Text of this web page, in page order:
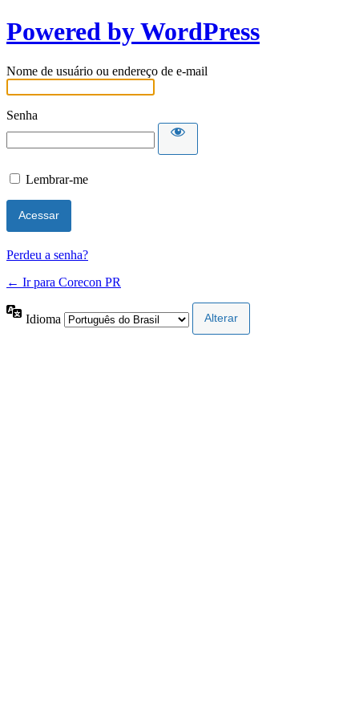
Powered by WordPress
Nome de usuário ou endereço de e-mail
Senha
Lembrar-me
Perdeu a senha?
← Ir para Corecon PR
Idioma